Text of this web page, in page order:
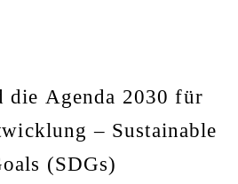
die Agenda 2030 für
– Sustainable
(SDGs)